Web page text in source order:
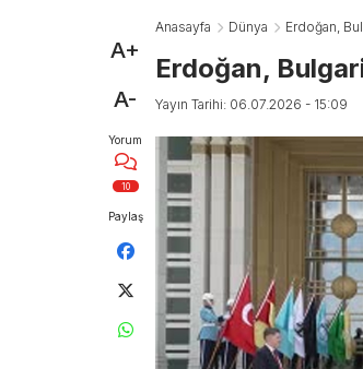
A+
A-
Yorum
10
Paylaş
Anasayfa Dünya Erdoğan,
Erdoğan,
Yayın Tarihi: 06.07.2026 - 15:09